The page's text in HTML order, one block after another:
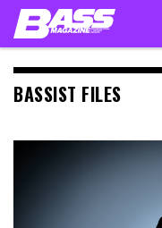
Skip
content
BASSIST FILES